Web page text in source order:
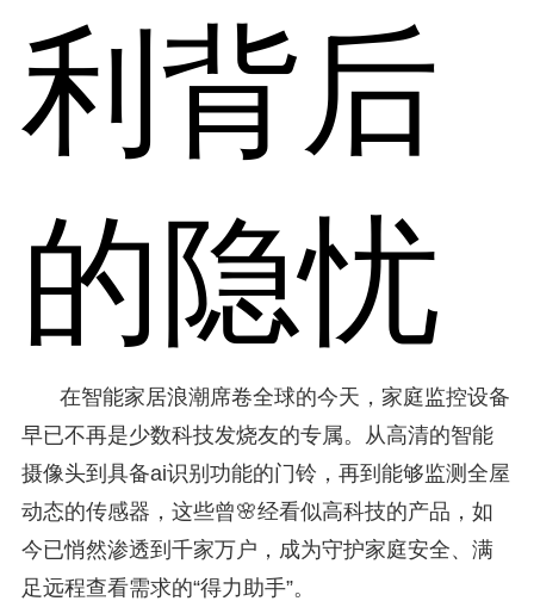
利背后
的隐忧
在智能家居浪潮席卷全球的今天，家庭监控设备
早已不再是少数科技发烧友的专属。从高清的智能
摄像头到具备ai识别功能的门铃，再到能够监测全屋
动态的传感器，这些曾🌸经看似高科技的产品，如
今已悄然渗透到千家万户，成为守护家庭安全、满
足远程查看需求的“得力助手”。